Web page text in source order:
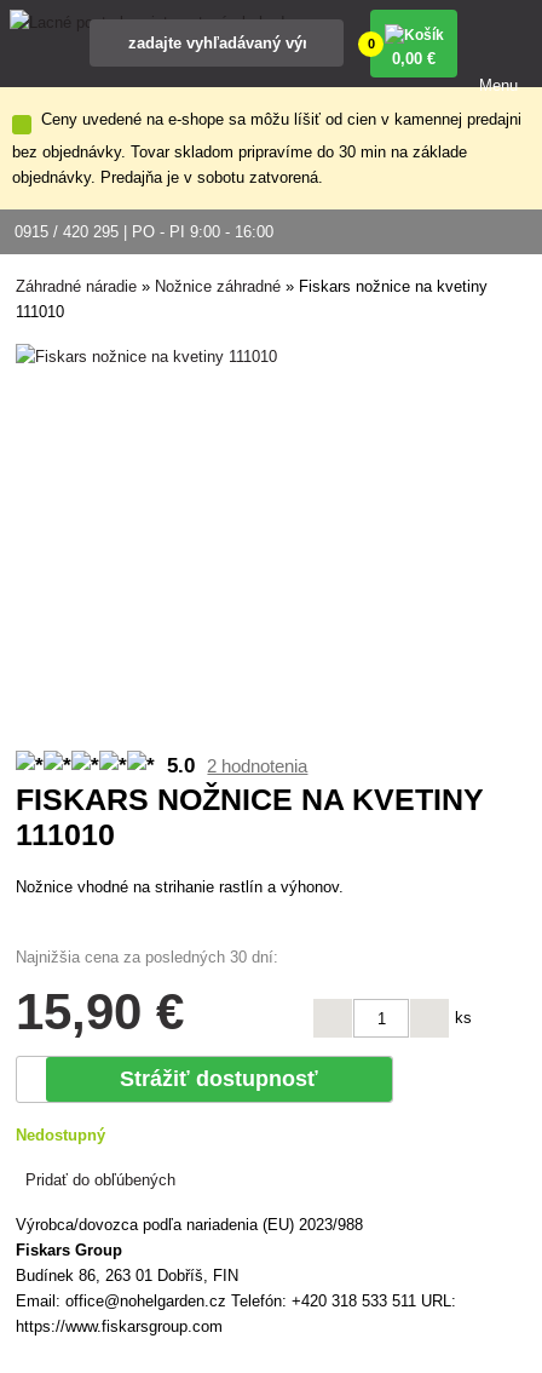
Ceny uvedené na e-shope sa môžu líšiť od cien v kamennej predajni
bez objednávky. Tovar skladom pripravíme do 30 min na základe
objednávky. Predajňa je v sobotu zatvorená.
0915 / 420 295 | PO - PI 9:00 - 16:00
0
0,00 €
Menu
Záhradné náradie » Nožnice záhradné » Fiskars nožnice na kvetiny
111010
5.02 hodnotenia
FISKARS NOŽNICE NA KVETINY
111010
Nožnice vhodné na strihanie rastlín a výhonov.
Najnižšia cena za posledných 30 dní:
15,90 € ks
Strážiť dostupnosť
Nedostupný
Pridať do obľúbených
Výrobca/dovozca podľa nariadenia (EU) 2023/988
Fiskars Group
Budínek 86, 263 01 Dobříš, FIN
Email: office@nohelgarden.cz Telefón: +420 318 533 511 URL:
https://www.fiskarsgroup.com